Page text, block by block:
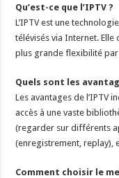
Qu’est-ce que l’IPTV ?
L’IPTV est une
télévisés via Internet.
plus grande flexibilité
Quels sont les
Les avantages de l’IPTV
accès à une vaste
(regarder sur différents
(enregistrement, replay),
Comment choisir le